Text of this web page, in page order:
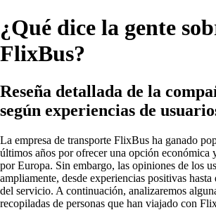
¿Qué dice la gente
FlixBus?
Reseña detallada de la
según experiencias de
La empresa de transporte FlixBus ha ganado
últimos años por ofrecer una opción económica
por Europa. Sin embargo, las opiniones de los
ampliamente, desde experiencias positivas hasta
del servicio. A continuación, analizaremos
recopiladas de personas que han viajado con